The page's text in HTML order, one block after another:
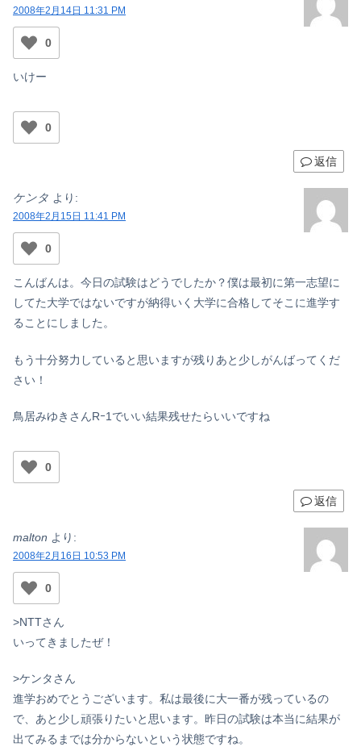
2008年2月14日 11:31 PM
0
いけー
0
返信
ケンタ より:
2008年2月15日 11:41 PM
0
こんばんは。今日の試験はどうでしたか？僕は最初に第一志望に
してた大学ではないですが納得いく大学に合格してそこに進学す
ることにしました。
もう十分努力していると思いますが残りあと少しがんばってくだ
さい！
鳥居みゆきさんRｰ1でいい結果残せたらいいですね
0
返信
malton より:
2008年2月16日 10:53 PM
0
>NTTさん
いってきましたぜ！
>ケンタさん
進学おめでとうございます。私は最後に大一番が残っているの
で、あと少し頑張りたいと思います。昨日の試験は本当に結果が
出てみるまでは分からないという状態ですね。